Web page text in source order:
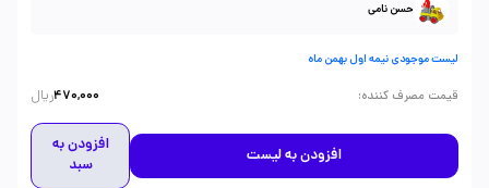
حسن نامی
لیست موجودی نیمه اول بهمن ماه
قیمت مصرف کننده:
470,000ریال
افزودن به لیست
افزودن به
سبد